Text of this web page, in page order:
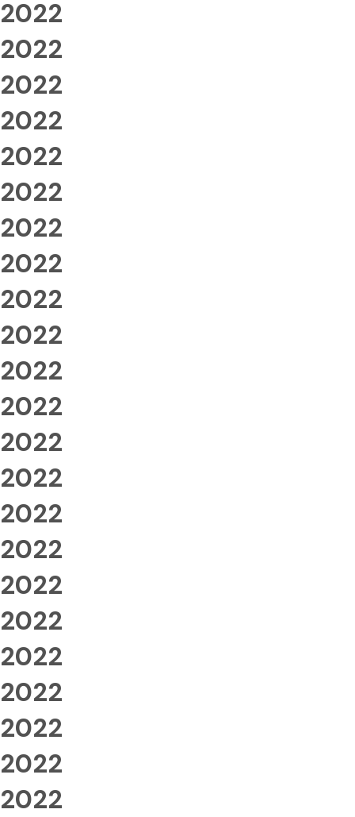
2022
2022
2022
2022
2022
2022
2022
2022
2022
2022
2022
2022
2022
2022
2022
2022
2022
2022
2022
2022
2022
2022
2022